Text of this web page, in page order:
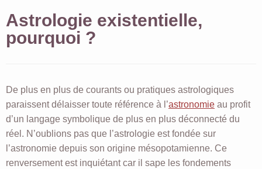
Astrologie existentielle,
pourquoi ?
De plus en plus de courants ou pratiques astrologiques
paraissent délaisser toute référence à l’astronomie au profit
d’un langage symbolique de plus en plus déconnecté du
réel. N’oublions pas que l’astrologie est fondée sur
l’astronomie depuis son origine mésopotamienne. Ce
renversement est inquiétant car il sape les fondements